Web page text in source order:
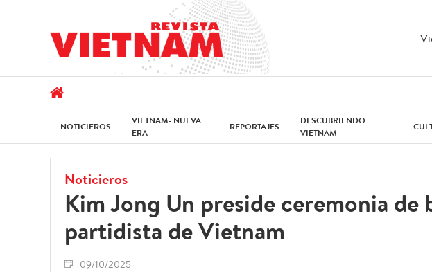
NOTICIEROS
VIETNAM- NUEVA
ERA
REPORTAJES
DESCUBRIENDO
VIETNAM
Noticieros
Kim Jong Un preside ceremonia de
partidista de Vietnam
09/10/2025